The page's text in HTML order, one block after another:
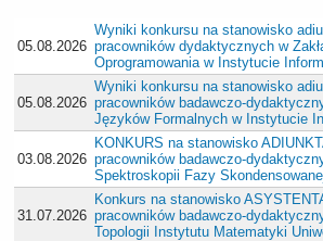
05.08.2026
Wyniki konkursu na stanowisko
pracowników dydaktycznych w
Oprogramowania w Instytucie
05.08.2026
Wyniki konkursu na stanowisko
pracowników badawczo-
Języków Formalnych w Instytucie
03.08.2026
KONKURS na stanowisko
pracowników badawczo-
Spektroskopii Fazy
31.07.2026
Konkurs na stanowisko
pracowników badawczo-
Topologii Instytutu Matematyki